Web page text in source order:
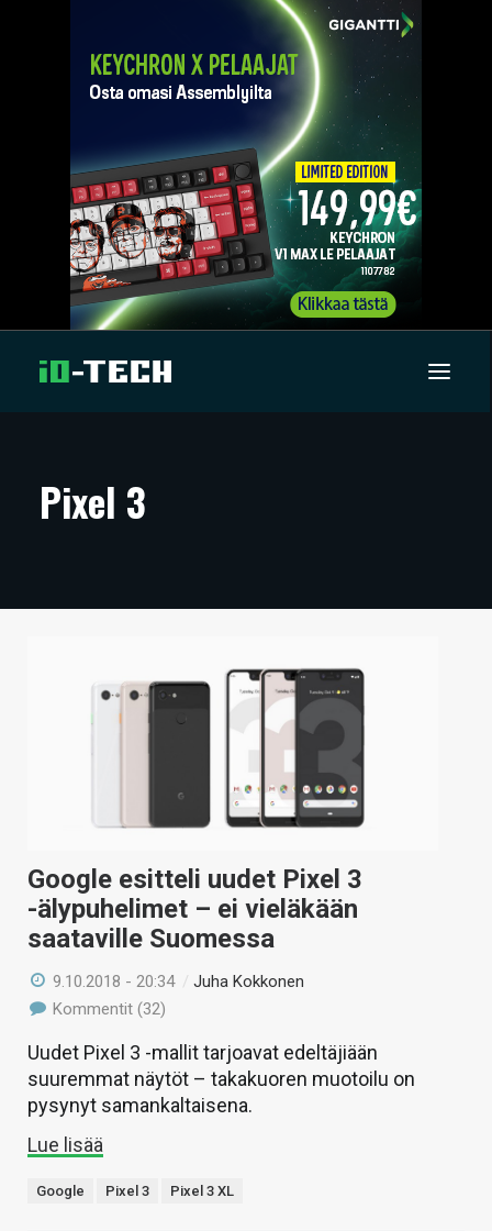
ARTIKKELIT
TECHBBS
HAKU
Pixel 3
Google esitteli uudet Pixel 3
-älypuhelimet – ei vieläkään
saataville Suomessa
9.10.2018 - 20:34 /Juha Kokkonen
Kommentit (32)
Uudet Pixel 3 -mallit tarjoavat edeltäjiään
suuremmat näytöt – takakuoren muotoilu on
pysynyt samankaltaisena.
Lue lisää
Google Pixel 3 Pixel 3 XL